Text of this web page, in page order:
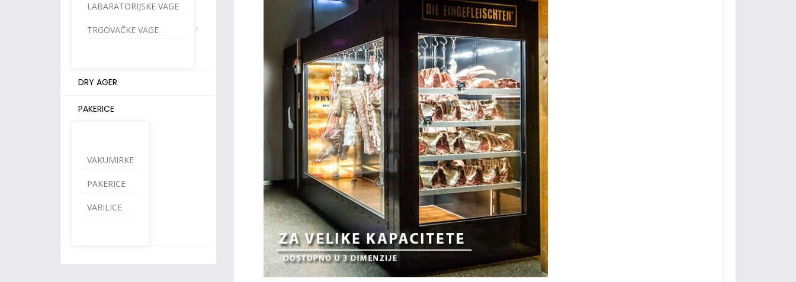
LABARATORIJSKE VAGE
TRGOVAČKE VAGE
DRY AGER
PAKERICE
VAKUMIRKE
PAKERICE
VARILICE